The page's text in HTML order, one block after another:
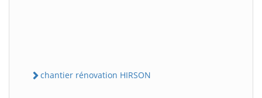
chantier rénovation HIRSON